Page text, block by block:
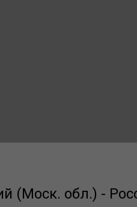
(Моск. обл.) -